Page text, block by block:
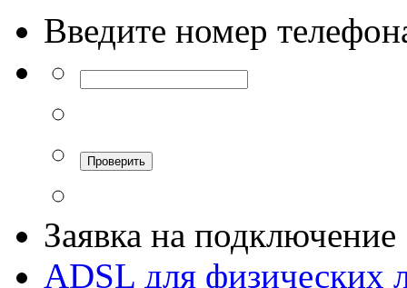
Введите номер
Заявка на подключение
ADSL для физических